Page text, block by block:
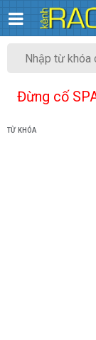
Đừng cố
TỪ KHÓA